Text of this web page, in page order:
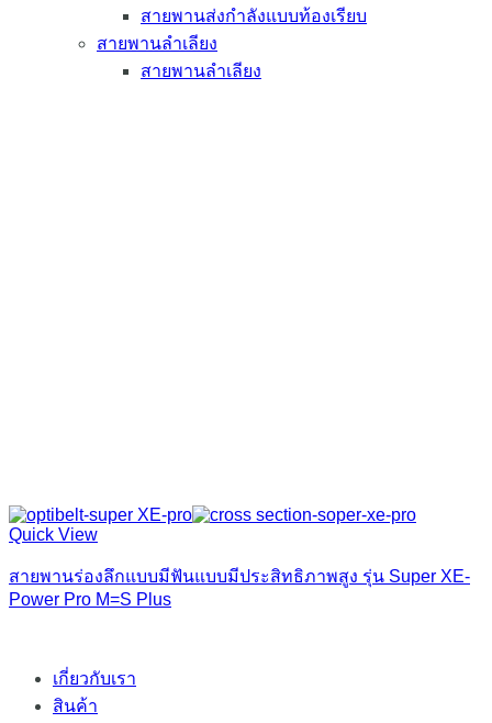
สายพานส่งกำลังแบบท้องเรียบ
สายพานลำเลียง
สายพานลำเลียง
Quick View
สายพานร่องลึกแบบมีฟันแบบมีประสิทธิภาพสูง รุ่น Super XE-
Power Pro M=S Plus
เกี่ยวกับเรา
สินค้า